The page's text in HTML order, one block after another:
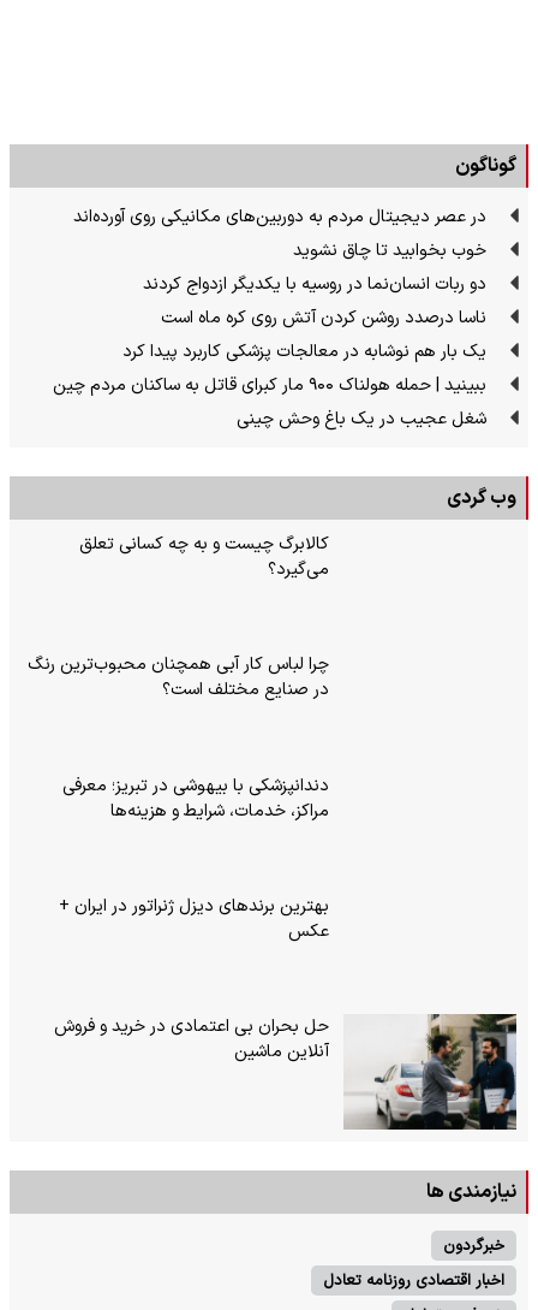
گوناگون
در عصر دیجیتال مردم به دوربین‌های مکانیکی روی آورده‌اند
خوب بخوابید تا چاق نشوید
دو ربات انسان‌نما در روسیه با یکدیگر ازدواج کردند
ناسا درصدد روشن کردن آتش روی کره ماه است
یک بار هم نوشابه در معالجات پزشکی کاربرد پیدا کرد
ببینید | حمله هولناک ۹۰۰ مار کبرای قاتل به ساکنان مردم چین
شغل عجیب در یک باغ وحش چینی
وب گردی
کالابرگ چیست و به چه کسانی تعلق
می‌گیرد؟
چرا لباس کار آبی همچنان محبوب‌ترین رنگ
در صنایع مختلف است؟
دندانپزشکی با بیهوشی در تبریز؛ معرفی
مراکز، خدمات، شرایط و هزینه‌ها
بهترین برندهای دیزل ژنراتور در ایران +
عکس
حل بحران بی‌ اعتمادی در خرید و فروش
آنلاین ماشین
نیازمندی ها
خبرگردون
اخبار اقتصادی روزنامه تعادل